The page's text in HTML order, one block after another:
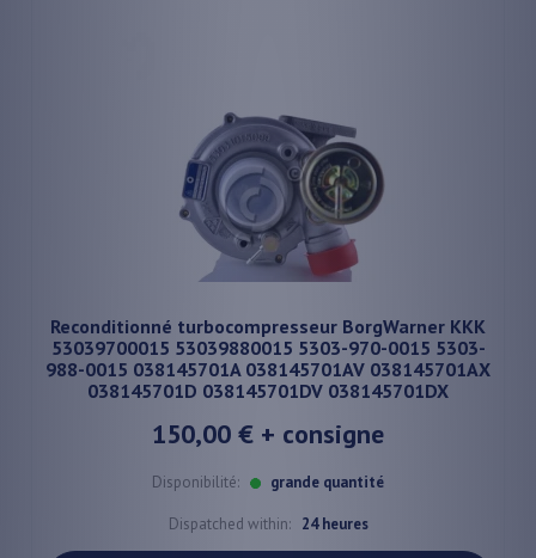
Reconditionné turbocompresseur BorgWarner KKK
53039700015 53039880015 5303-970-0015 5303-
988-0015 038145701A 038145701AV 038145701AX
038145701D 038145701DV 038145701DX
150,00 € + consigne
Disponibilité: grande quantité
Dispatched within: 24 heures